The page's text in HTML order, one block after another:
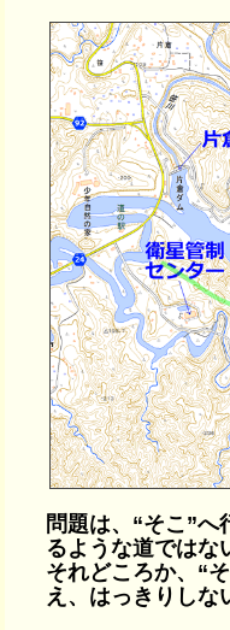
問題は、“そこ”
るような道ではな
それどころか、“
え、はっきりしな